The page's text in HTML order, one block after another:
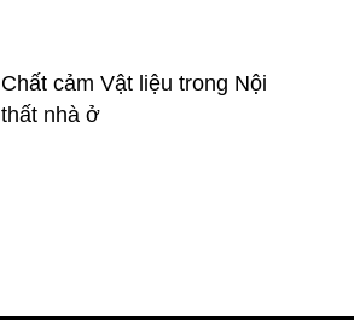
Chất cảm Vật liệu trong Nội
thất nhà ở